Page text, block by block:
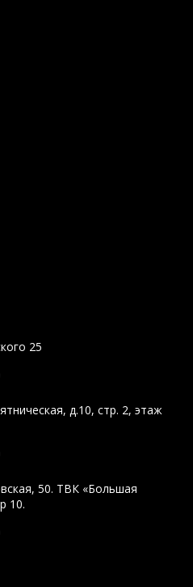
25
д.10, стр. 2, этаж
50. ТВК «Большая
10.